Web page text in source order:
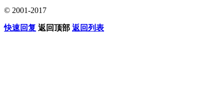
© 2001-2017
快速回复 返回顶部 返回列表